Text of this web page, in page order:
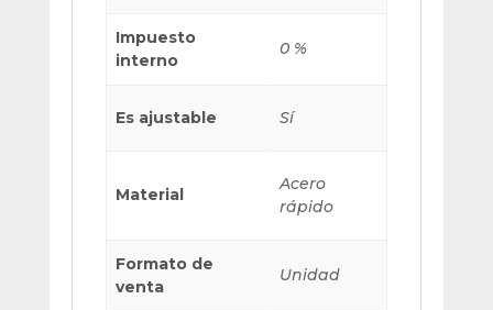
Impuesto
interno
0 %
Es ajustable Sí
Material
Acero
rápido
Formato de
venta
Unidad